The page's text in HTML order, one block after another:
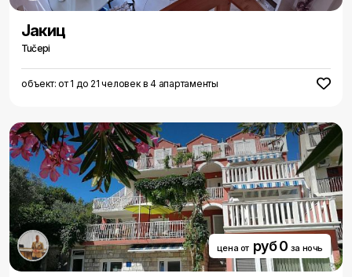
Jакиц
Tučepi
объект: от 1 до 21 человек в 4 апартаменты
цена от руб 0 за ночь